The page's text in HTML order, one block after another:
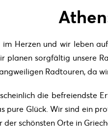
Herzen und wir leben
planen sorgfältig unsere
Radtouren, da
die befreiendste
pure Glück. Wir sind ein
schönsten Orte in